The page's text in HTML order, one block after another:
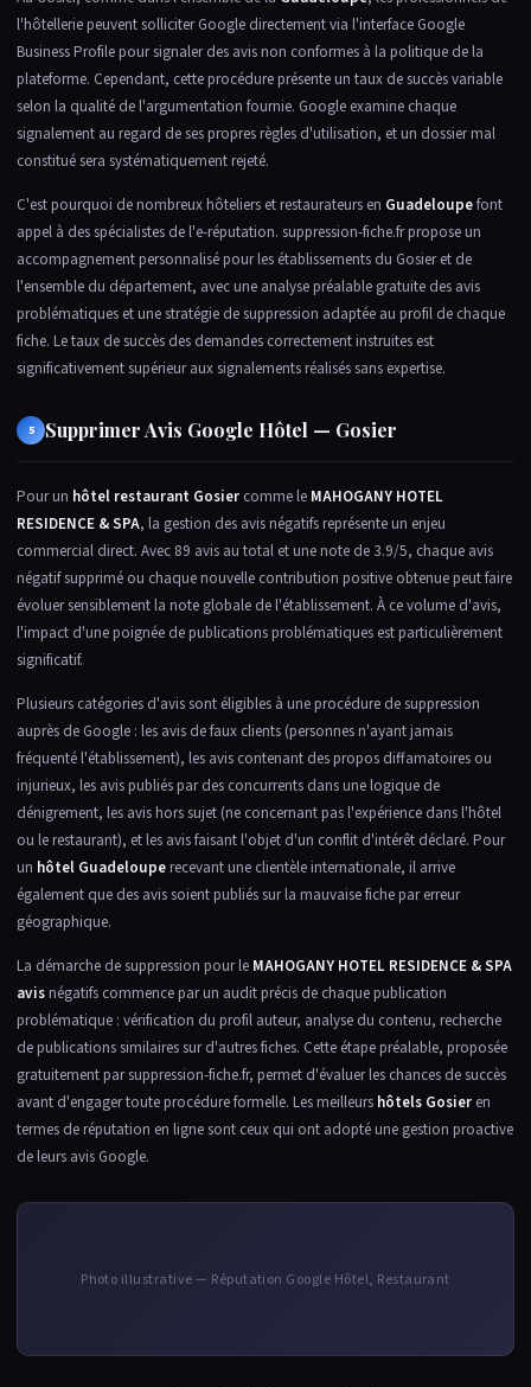
l'hôtellerie peuvent solliciter Google directement via l'interface Google
Business Profile pour signaler des avis non conformes à la politique de la
plateforme. Cependant, cette procédure présente un taux de succès variable
selon la qualité de l'argumentation fournie. Google examine chaque
signalement au regard de ses propres règles d'utilisation, et un dossier mal
constitué sera systématiquement rejeté.
C'est pourquoi de nombreux hôteliers et restaurateurs en Guadeloupefont
appel à des spécialistes de l'e-réputation. suppression-fiche.fr propose un
accompagnement personnalisé pour les établissements du Gosier et de
l'ensemble du département, avec une analyse préalable gratuite des avis
problématiques et une stratégie de suppression adaptée au profil de chaque
fiche. Le taux de succès des demandes correctement instruites est
significativement supérieur aux signalements réalisés sans expertise.
5 Supprimer Avis Google Hôtel — Gosier
Pour un hôtel restaurant Gosier comme le MAHOGANY HOTEL
RESIDENCE & SPA, la gestion des avis négatifs représente un enjeu
commercial direct. Avec 89 avis au total et une note de 3.9/5, chaque avis
négatif supprimé ou chaque nouvelle contribution positive obtenue peut faire
évoluer sensiblement la note globale de l'établissement. À ce volume d'avis,
l'impact d'une poignée de publications problématiques est particulièrement
significatif.
Plusieurs catégories d'avis sont éligibles à une procédure de suppression
auprès de Google : les avis de faux clients (personnes n'ayant jamais
fréquenté l'établissement), les avis contenant des propos diffamatoires ou
injurieux, les avis publiés par des concurrents dans une logique de
dénigrement, les avis hors sujet (ne concernant pas l'expérience dans l'hôtel
ou le restaurant), et les avis faisant l'objet d'un conflit d'intérêt déclaré. Pour
un hôtel Guadeloupe recevant une clientèle internationale, il arrive
également que des avis soient publiés sur la mauvaise fiche par erreur
géographique.
La démarche de suppression pour le MAHOGANY HOTEL RESIDENCE & SPA
avis négatifs commence par un audit précis de chaque publication
problématique : vérification du profil auteur, analyse du contenu, recherche
de publications similaires sur d'autres fiches. Cette étape préalable, proposée
gratuitement par suppression-fiche.fr, permet d'évaluer les chances de succès
avant d'engager toute procédure formelle. Les meilleurs hôtels Gosier en
termes de réputation en ligne sont ceux qui ont adopté une gestion proactive
de leurs avis Google.
Photo illustrative — Réputation Google Hôtel, Restaurant